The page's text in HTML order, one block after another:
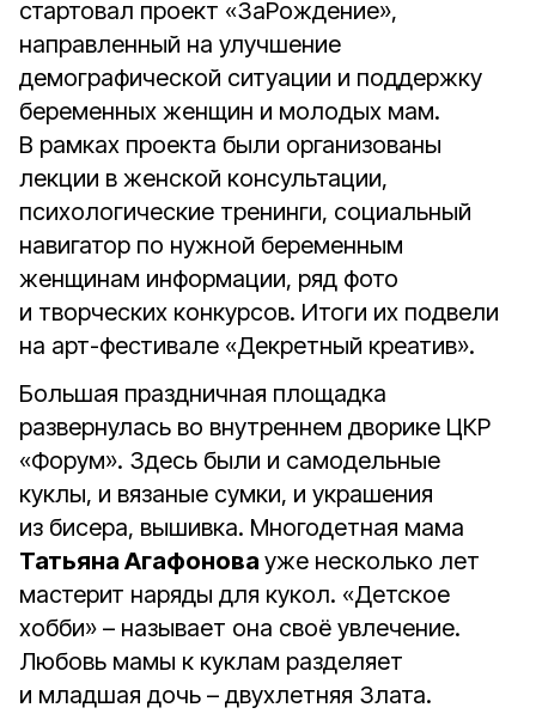
стартовал проект «ЗаРождение»,
направленный на улучшение
демографической ситуации и поддержку
беременных женщин и молодых мам.
В рамках проекта были организованы
лекции в женской консультации,
психологические тренинги, социальный
навигатор по нужной беременным
женщинам информации, ряд фото
и творческих конкурсов. Итоги их подвели
на арт-фестивале «Декретный креатив».
Большая праздничная площадка
развернулась во внутреннем дворике ЦКР
«Форум». Здесь были и самодельные
куклы, и вязаные сумки, и украшения
из бисера, вышивка. Многодетная мама
Татьяна Агафонова уже несколько лет
мастерит наряды для кукол. «Детское
хобби» – называет она своё увлечение.
Любовь мамы к куклам разделяет
и младшая дочь – двухлетняя Злата.